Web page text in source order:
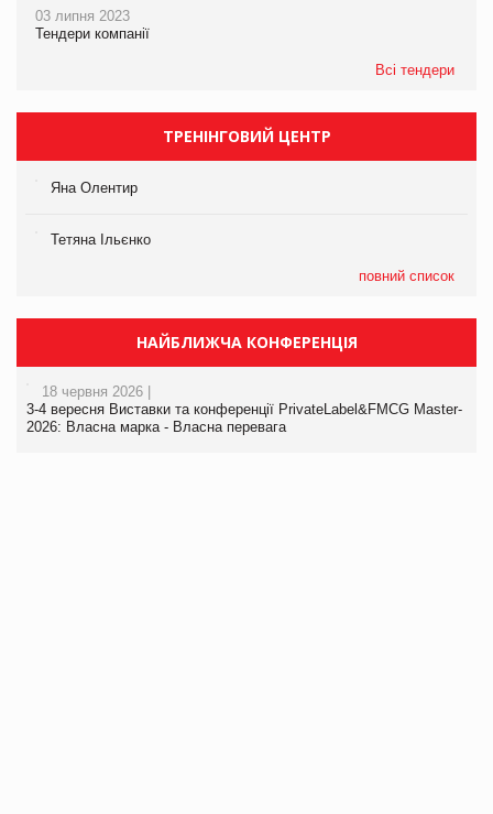
03 липня 2023
Тендери компанії
Всі тендери
ТРЕНІНГОВИЙ ЦЕНТР
Яна Олентир
Тетяна Ільєнко
повний список
НАЙБЛИЖЧА КОНФЕРЕНЦІЯ
18 червня 2026 |
3-4 вересня Виставки та конференції PrivateLabel&FMCG Master-
2026: Власна марка - Власна перевага